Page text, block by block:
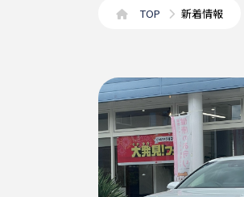
TOP 新着情報